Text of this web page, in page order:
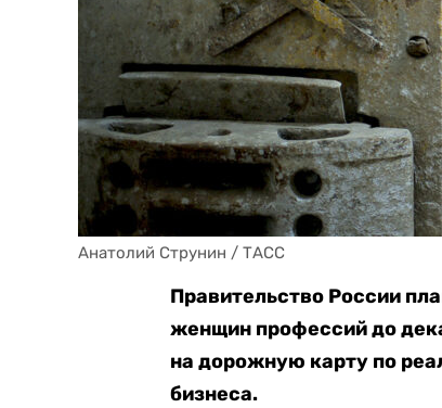
Анатолий Струнин / ТАСС
Правительство России
женщин профессий до
на дорожную карту по
бизнеса.